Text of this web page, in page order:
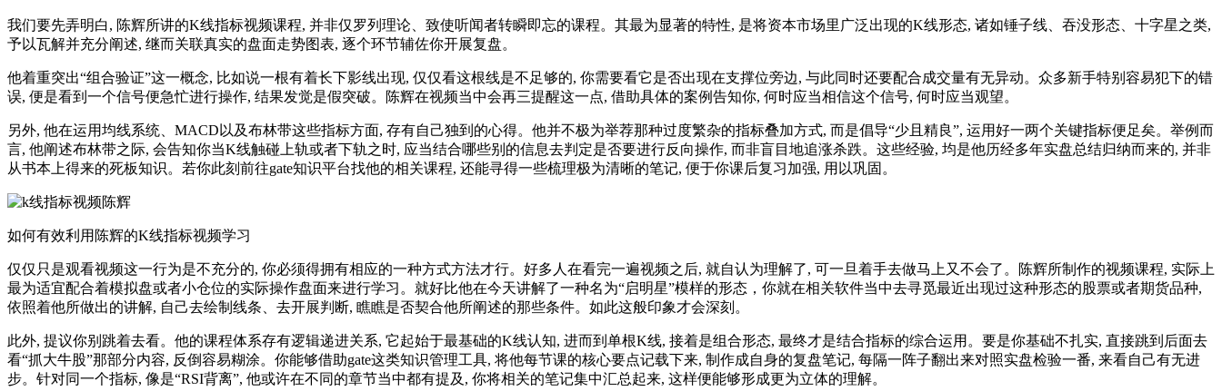
我们要先弄明白, 陈辉所讲的K线指标视频课程, 并非仅罗列理论、致使听闻者转瞬即忘的课程。其最为显著的特性, 是将资本市场里广泛出现的K线形态, 诸如锤子线、吞没形态、十字星之类,
予以瓦解并充分阐述, 继而关联真实的盘面走势图表, 逐个环节辅佐你开展复盘。
他着重突出“组合验证”这一概念, 比如说一根有着长下影线出现, 仅仅看这根线是不足够的, 你需要看它是否出现在支撑位旁边, 与此同时还要配合成交量有无异动。众多新手特别容易犯下的错
误, 便是看到一个信号便急忙进行操作, 结果发觉是假突破。陈辉在视频当中会再三提醒这一点, 借助具体的案例告知你, 何时应当相信这个信号, 何时应当观望。
另外, 他在运用均线系统、MACD以及布林带这些指标方面, 存有自己独到的心得。他并不极为举荐那种过度繁杂的指标叠加方式, 而是倡导“少且精良”, 运用好一两个关键指标便足矣。举例而
言, 他阐述布林带之际, 会告知你当K线触碰上轨或者下轨之时, 应当结合哪些别的信息去判定是否要进行反向操作, 而非盲目地追涨杀跌。这些经验, 均是他历经多年实盘总结归纳而来的, 并非
从书本上得来的死板知识。若你此刻前往gate知识平台找他的相关课程, 还能寻得一些梳理极为清晰的笔记, 便于你课后复习加强, 用以巩固。
如何有效利用陈辉的K线指标视频学习
仅仅只是观看视频这一行为是不充分的, 你必须得拥有相应的一种方式方法才行。好多人在看完一遍视频之后, 就自认为理解了, 可一旦着手去做马上又不会了。陈辉所制作的视频课程, 实际上
最为适宜配合着模拟盘或者小仓位的实际操作盘面来进行学习。就好比他在今天讲解了一种名为“启明星”模样的形态，你就在相关软件当中去寻觅最近出现过这种形态的股票或者期货品种,
依照着他所做出的讲解, 自己去绘制线条、去开展判断, 瞧瞧是否契合他所阐述的那些条件。如此这般印象才会深刻。
此外, 提议你别跳着去看。他的课程体系存有逻辑递进关系, 它起始于最基础的K线认知, 进而到单根K线, 接着是组合形态, 最终才是结合指标的综合运用。要是你基础不扎实, 直接跳到后面去
看“抓大牛股”那部分内容, 反倒容易糊涂。你能够借助gate这类知识管理工具, 将他每节课的核心要点记载下来, 制作成自身的复盘笔记, 每隔一阵子翻出来对照实盘检验一番, 来看自己有无进
步。针对同一个指标, 像是“RSI背离”, 他或许在不同的章节当中都有提及, 你将相关的笔记集中汇总起来, 这样便能够形成更为立体的理解。